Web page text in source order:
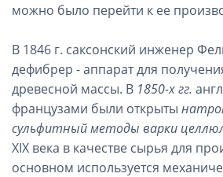
можно было перейти к ее
В 1846 г. саксонский инженер
дефибрер - аппарат для
древесной массы. В 1850-х гг.
французами были открыты
сульфитный методы варки
XIX века в качестве сырья для
основном используется